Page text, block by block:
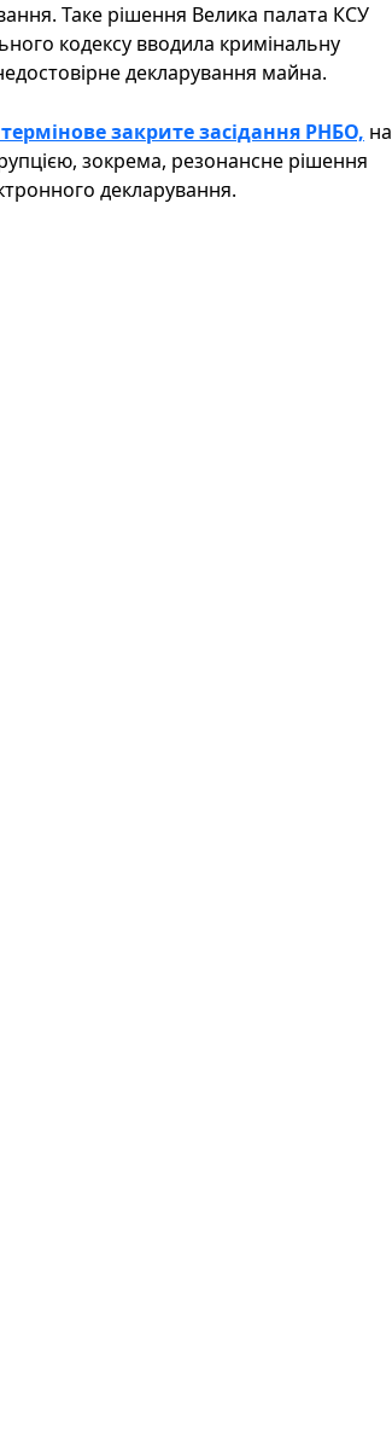
Таке рішення Велика палата КСУ
кодексу вводила кримінальну
декларування майна.
закрите засідання РНБО, на
зокрема, резонансне рішення
декларування.